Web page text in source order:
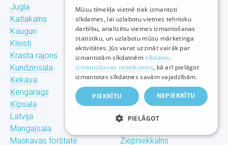
Jugla
Katlakalns
Kauguri
Kleisti
Krasta rajons
Kundziņsala
Ķekava
Ķengarags
Ķīpsala
Latvija
Mangaļsala
Maskavas forštate
Ulbroka
Upeslejas
Valdlauči
Vangaži
Vecdaugava
Vecmīlgrāvis
Vecpilsēta
Vecāķi
Ventspils
Voleri
Ziepniekkalns
RUSSIAN
ENGLISH
Mūsu tīmekļa vietnē tiek izmantoti
sīkdatnes, lai uzlabotu vietnes tehnisku
darbību, analizētu vietnes izmantošanas
statistiku, un uzlabotu mūsu mārketinga
aktivitātes. Jūs varat uzzināt vairāk par
izmantotām sīkdatnēmsīkdatņu
izmantošanas noteikumos, kā arī pielāgot
izmantotas sīkdatnes savām vajadzībām.
PIEKRĪTU NEPIEKRĪTU
PIELĀGOT